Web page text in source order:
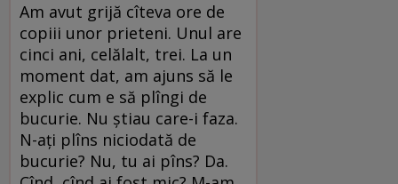
Am avut grijă cîteva ore de
copiii unor prieteni. Unul are
cinci ani, celălalt, trei. La un
moment dat, am ajuns să le
explic cum e să plîngi de
bucurie. Nu ştiau care-i faza.
N-ați plîns niciodată de
bucurie? Nu, tu ai pîns? Da.